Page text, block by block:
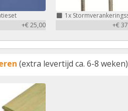
+€ 25,00
1x
+€
(extra levertijd ca. 6-8 weken)